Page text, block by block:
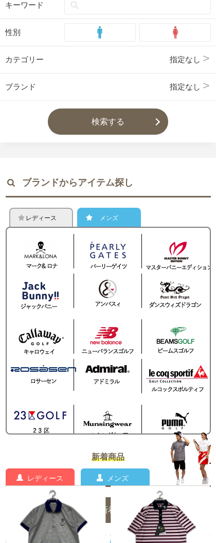
キーワード
性別
カテゴリー 指定なし
ブランド 指定なし
検索する
ブランドからアイテム探し
レディース メンズ
新着商品
レディース メンズ
メンズの新着商品一覧